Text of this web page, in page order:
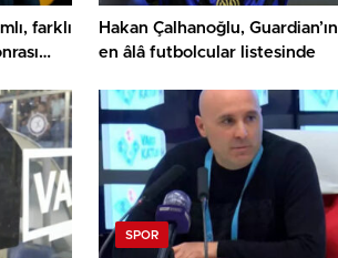
farklı
Hakan Çalhanoğlu, Guardian’ın
en âlâ futbolcular listesinde
SPOR